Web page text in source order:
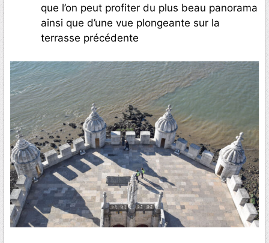
que l’on peut profiter du plus beau panorama
ainsi que d’une vue plongeante sur la
terrasse précédente